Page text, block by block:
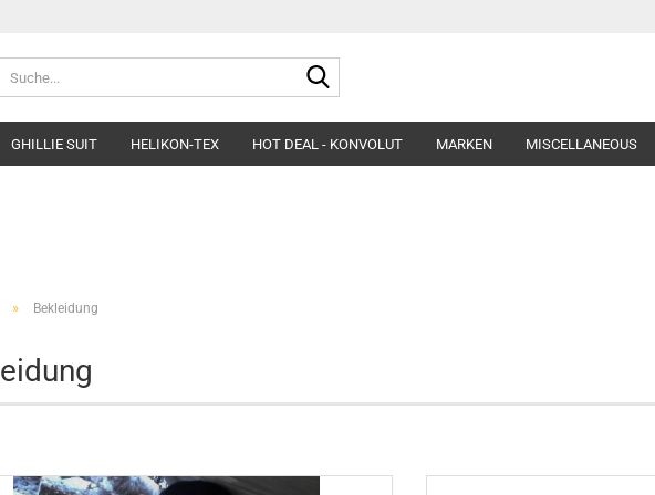
GHILLIE SUIT HELIKON-TEX
Ponchos
Underwear
HOT DEAL - KONVOLUT MARKEN MISCELLANEOUS
» Bekleidung